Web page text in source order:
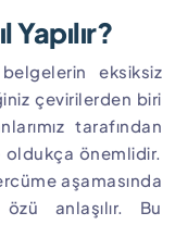
eksiksiz
çevirilerden biri
tarafından
önemlidir.
aşamasında
anlaşılır. Bu